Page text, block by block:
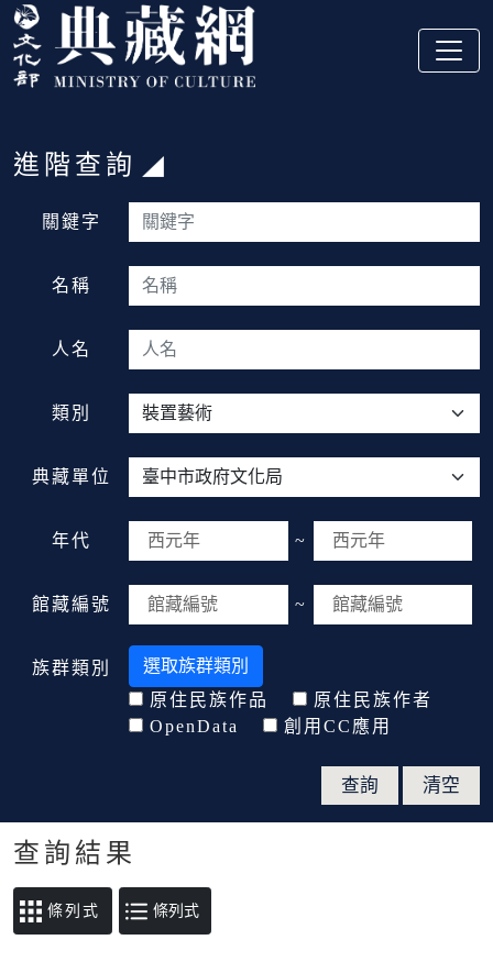
跳到主要內容
:::
:::
進階查詢
關鍵字
名稱
人名
類別
典藏單位
年代 ~
館藏編號 ~
族群類別
選取族群類別
原住民族作品
原住民族作者
OpenData
創用CC應用
查詢結果
條列式